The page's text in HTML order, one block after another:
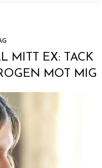
MITT EX: TACK
MOT MIG